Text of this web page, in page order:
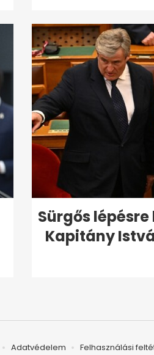
Sürgős
Kapitány
Adatvédelem Felhasználási